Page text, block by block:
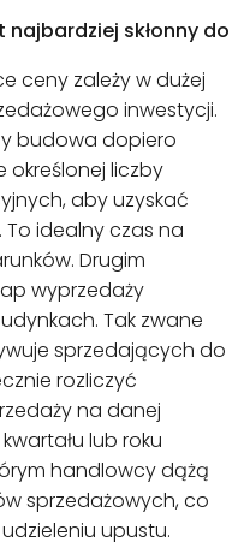
skłonny do
ceny zależy w dużej
inwestycji.
budowa dopiero
określonej liczby
aby uzyskać
idealny czas na
Drugim
wyprzedaży
Tak zwane
sprzedających do
rozliczyć
na danej
lub roku
handlowcy dążą
sprzedażowych, co
upustu.